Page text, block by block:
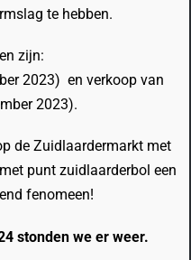
te hebben.
zijn:
2023) en verkoop van
2023).
de Zuidlaardermarkt met
punt zuidlaarderbol een
fenomeen!
stonden we er weer.